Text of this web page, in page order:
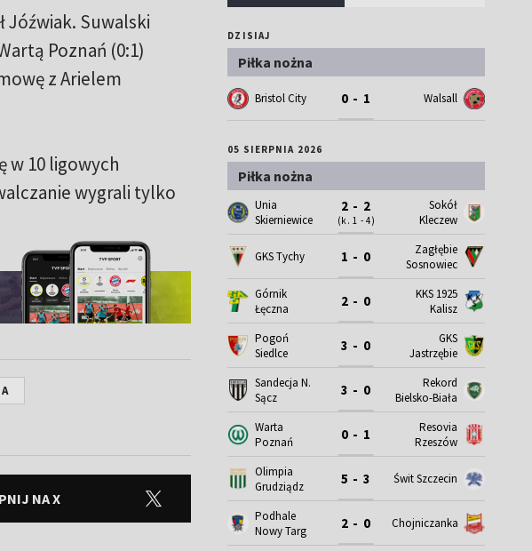
Jóźwiak. Suwalski
Poznań (0:1)
z Arielem
w 10 ligowych
wygrali tylko
NA X
DZISIAJ
Piłka nożna
Bristol City 0 - 1 Walsall
05 SIERPNIA 2026
Piłka nożna
Unia
Skierniewice
2 - 2
(k. 1 - 4)
Sokół
Kleczew
GKS Tychy 1 - 0
Zagłębie
Sosnowiec
Górnik
Łęczna
2 - 0
KKS 1925
Kalisz
Pogoń
Siedlce
3 - 0
GKS
Jastrzębie
Sandecja N.
Sącz
3 - 0
Rekord
Bielsko-Biała
Warta
Poznań
0 - 1
Resovia
Rzeszów
Olimpia
Grudziądz
5 - 3 Świt Szczecin
Podhale
Nowy Targ
2 - 0 Chojniczanka